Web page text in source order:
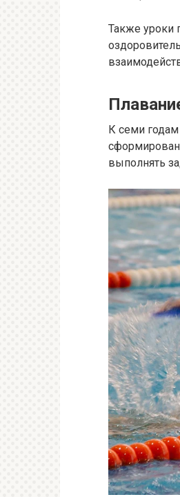
Также уроки
К семи
выполнять